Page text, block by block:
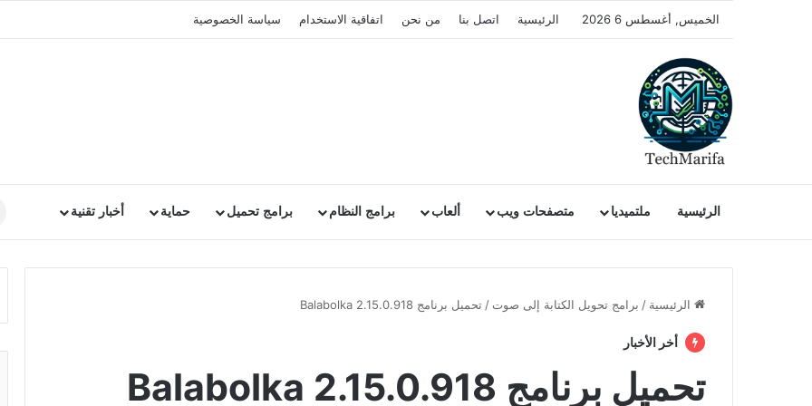
الخميس, أغسطس 6 2026 الرئيسية اتصل بنا من نحن اتفاقية الاستخدام سياسة الخصوصية
الرئيسية ملتميديا متصفحات ويب ألعاب برامج النظام برامج تحميل حماية أخبار تقنية
الرئيسية / برامج تحويل الكتابة إلى صوت / تحميل برنامج Balabolka 2.15.0.918
أخر الأخبار
تحميل برنامج Balabolka 2.15.0.918